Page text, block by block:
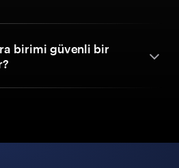
birimi güvenli bir